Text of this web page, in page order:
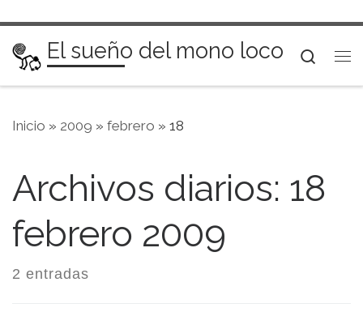
Saltar al contenido
El sueño del mono loco
Inicio » 2009 » febrero » 18
Archivos diarios: 18
febrero 2009
2 entradas